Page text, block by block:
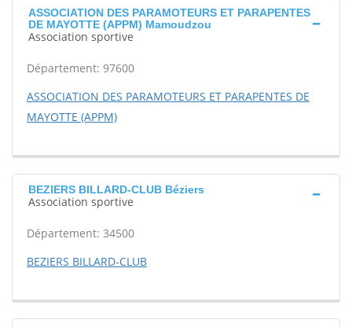
ASSOCIATION DES PARAMOTEURS ET PARAPENTES
DE MAYOTTE (APPM) Mamoudzou
Association sportive
Département: 97600
ASSOCIATION DES PARAMOTEURS ET PARAPENTES DE
MAYOTTE (APPM)
BEZIERS BILLARD-CLUB Béziers
Association sportive
Département: 34500
BEZIERS BILLARD-CLUB